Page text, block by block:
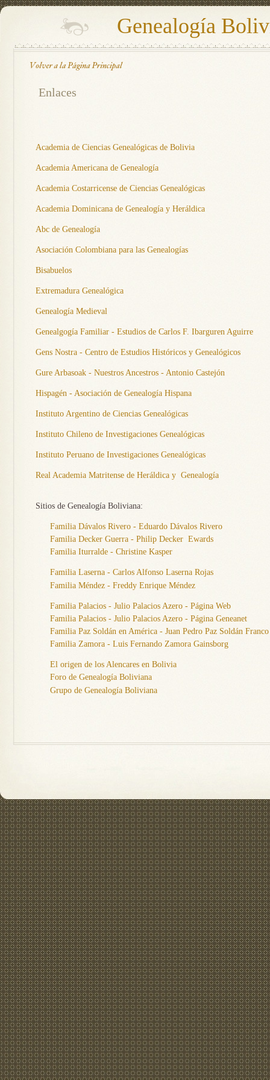
Genealogía
Enlaces
Academia de Ciencias Genealógicas de Bolivia
Academia Americana de Genealogía
Academia Costarricense de Ciencias Genealógicas
Academia Dominicana de Genealogía y Heráldica
Abc de Genealogía
Asociación Colombiana para las Genealogías
Bisabuelos
Extremadura Genealógica
Genealogía Medieval
Genealgogía Familiar - Estudios de Carlos F. Ibarguren Aguirre
Gens Nostra - Centro de Estudios Históricos y Genealógicos
Gure Arbasoak - Nuestros Ancestros - Antonio Castejón
Hispagén - Asociación de Genealogía Hispana
Instituto Argentino de Ciencias Genealógicas
Instituto Chileno de Investigaciones Genealógicas
Instituto Peruano de Investigaciones Genealógicas
Real Academia Matritense de Heráldica y Genealogía
Sitios de Genealogía Boliviana:
Familia Dávalos Rivero - Eduardo Dávalos Rivero
Familia Decker Guerra - Philip Decker Ewards
Familia Iturralde - Christine Kasper
Familia Laserna - Carlos Alfonso Laserna Rojas
Familia Méndez - Freddy Enrique Méndez
Familia Palacios - Julio Palacios Azero - Página Web
Familia Palacios - Julio Palacios Azero - Página Geneanet
Familia Paz Soldán en América - Juan Pedro Paz Soldán Franco
Familia Zamora - Luis Fernando Zamora Gainsborg
El origen de los Alencares en Bolivia
Foro de Genealogía Boliviana
Grupo de Genealogía Boliviana